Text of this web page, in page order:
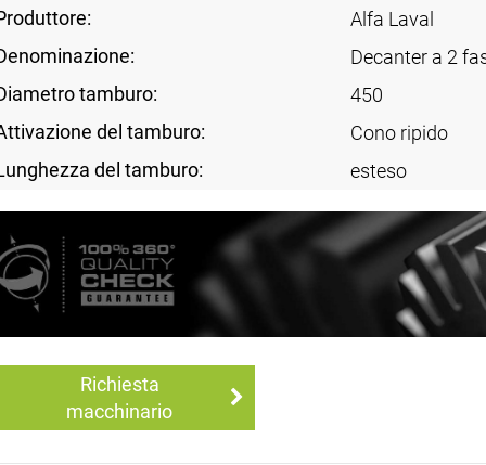
Alfa Laval
Decanter a 2
tamburo:
450
del tamburo:
Cono ripido
del tamburo:
esteso
Richiesta
macchinario